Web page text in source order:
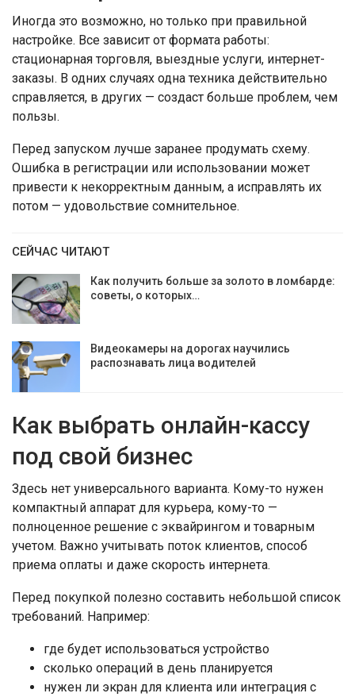
Иногда это возможно, но только при правильной
настройке. Все зависит от формата работы:
стационарная торговля, выездные услуги, интернет-
заказы. В одних случаях одна техника действительно
справляется, в других — создаст больше проблем, чем
пользы.
Перед запуском лучше заранее продумать схему.
Ошибка в регистрации или использовании может
привести к некорректным данным, а исправлять их
потом — удовольствие сомнительное.
СЕЙЧАС ЧИТАЮТ
Как получить больше за золото в ломбарде:
советы, о которых…
Видеокамеры на дорогах научились
распознавать лица водителей
Как выбрать онлайн-кассу
под свой бизнес
Здесь нет универсального варианта. Кому-то нужен
компактный аппарат для курьера, кому-то —
полноценное решение с эквайрингом и товарным
учетом. Важно учитывать поток клиентов, способ
приема оплаты и даже скорость интернета.
Перед покупкой полезно составить небольшой список
требований. Например:
где будет использоваться устройство
сколько операций в день планируется
нужен ли экран для клиента или интеграция с